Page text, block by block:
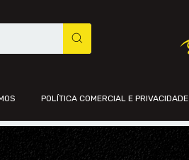
POLÍTICA COMERCIAL E PRIVACIDADE